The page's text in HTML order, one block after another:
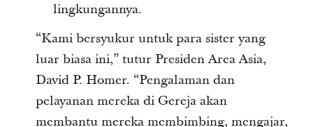
lingkungannya.
“Kami bersyukur untuk para sister yang
luar biasa ini,” tutur Presiden Area Asia,
David P. Homer. “Pengalaman dan
pelayanan mereka di Gereja akan
membantu mereka membimbing, mengajar,